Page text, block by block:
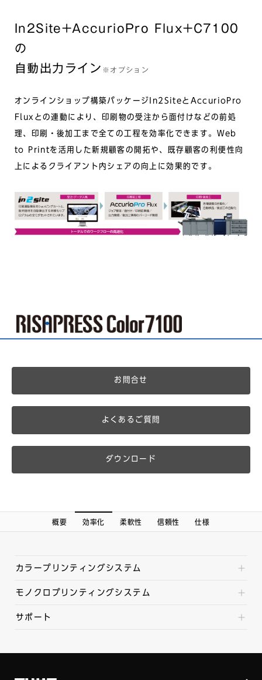
In2Site+AccurioPro Flux+C7100
の
自動出力ライン ※オプション
オンラインショップ構築パッケージIn2SiteとAccurioPro
Fluxとの連動により、印刷物の受注から面付けなどの前処
理、印刷・後加工まで全ての工程を効率化できます。Web
to Printを活用した新規顧客の開拓や、既存顧客の利便性向
上によるクライアント内シェアの向上に効果的です。
お問合せ
よくあるご質問
ダウンロード
概要 効率化 柔軟性 信頼性 仕様
カラープリンティングシステム
モノクロプリンティングシステム
サポート